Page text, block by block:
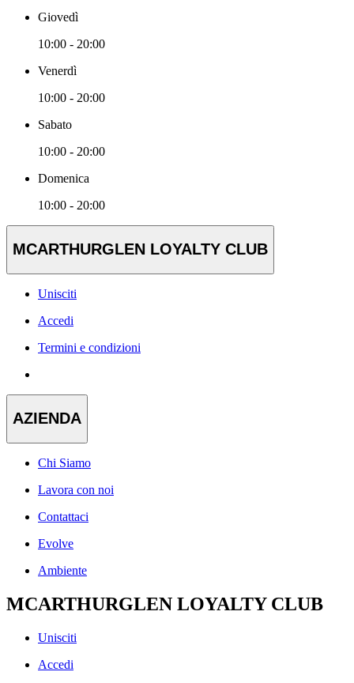
Giovedì
10:00 - 20:00
Venerdì
10:00 - 20:00
Sabato
10:00 - 20:00
Domenica
10:00 - 20:00
MCARTHURGLEN LOYALTY CLUB
Unisciti
Accedi
Termini e condizioni
AZIENDA
Chi Siamo
Lavora con noi
Contattaci
Evolve
Ambiente
MCARTHURGLEN LOYALTY CLUB
Unisciti
Accedi